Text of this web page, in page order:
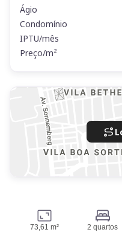
Ágio
Condomínio
IPTU/mês
Preço/m²
73,61 m² 2 quartos